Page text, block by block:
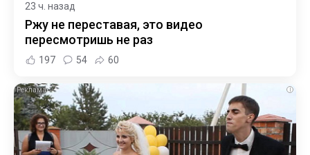
23 ч. назад
Ржу не переставая, это видео
пересмотришь не раз
197 54 60
i